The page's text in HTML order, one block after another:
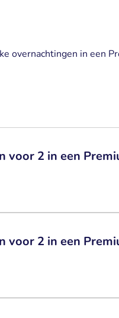
overnachtingen in een
voor 2 in een
voor 2 in een